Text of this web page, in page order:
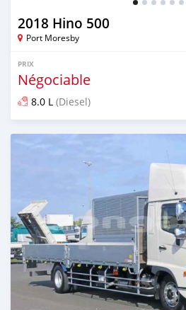
2018 Hino 500
Port Moresby
PRIX
Négociable
8.0 L (Diesel)
Publié il y a 2 mois